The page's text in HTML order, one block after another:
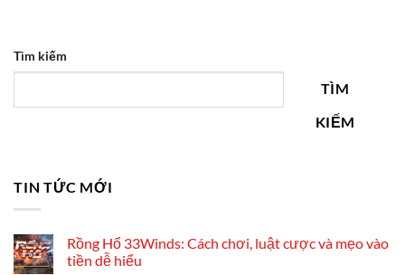
Tìm kiếm
TÌM
KIẾM
TIN TỨC MỚI
Rồng Hổ 33Winds: Cách chơi, luật cược và mẹo vào
tiền dễ hiểu